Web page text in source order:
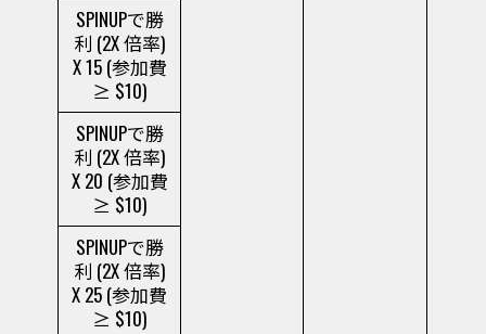
SPINUPで勝
利 (2X 倍率)
X 15 (参加費
≥ $10)
SPINUPで勝
利 (2X 倍率)
X 20 (参加費
≥ $10)
SPINUPで勝
利 (2X 倍率)
X 25 (参加費
≥ $10)